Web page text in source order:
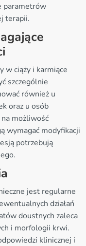
parametrów
terapii.
w ciąży i karmiące
szczególnie
również u
oraz u osób
możliwość
wymagać modyfikacji
potrzebują
jest regularne
działań
doustnych zaleca
i morfologii krwi.
klinicznej i